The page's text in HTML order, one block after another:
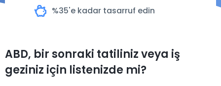
%35'e kadar tasarruf edin
ABD, bir sonraki tatiliniz veya iş
geziniz için listenizde mi?